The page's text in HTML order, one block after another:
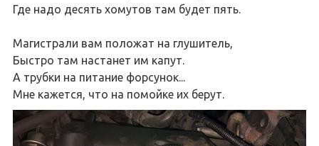
Где надо десять хомутов там будет пять.
Магистрали вам положат на глушитель,
Быстро там настанет им капут.
А трубки на питание форсунок...
Мне кажется, что на помойке их берут.